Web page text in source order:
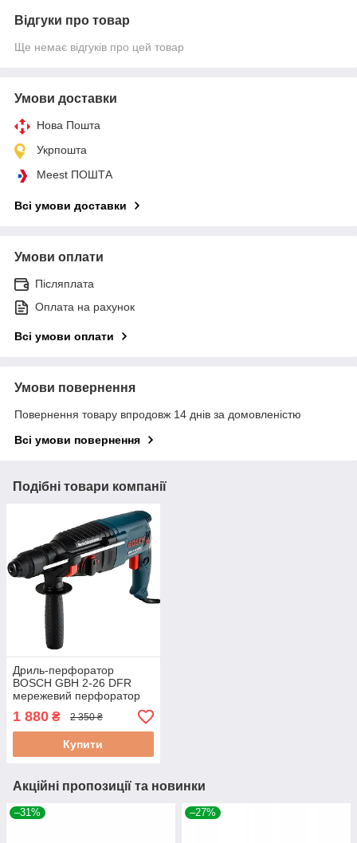
Відгуки про товар
Ще немає відгуків про цей товар
Умови доставки
Нова Пошта
Укрпошта
Meest ПОШТА
Всі умови доставки
Умови оплати
Післяплата
Оплата на рахунок
Всі умови оплати
Умови повернення
Повернення товару впродовж 14 днів за домовленістю
Всі умови повернення
Подібні товари компанії
Дриль-перфоратор
BOSCH GBH 2-26 DFR
мережевий перфоратор
прямий прямий
будівельний перфоратор
перфоратор для будинку
1 880 ₴ 2 350 ₴
Купити
Акційні пропозиції та новинки
–31% –27%